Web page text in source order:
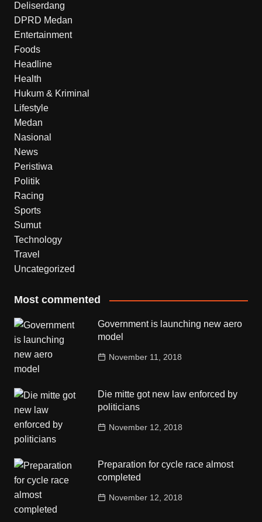
Deliserdang
DPRD Medan
Entertainment
Foods
Headline
Health
Hukum & Kriminal
Lifestyle
Medan
Nasional
News
Peristiwa
Politik
Racing
Sports
Sumut
Technology
Travel
Uncategorized
Most commented
Government is launching new aero
model
November 11, 2018
Die mitte got new law enforced by
politicians
November 12, 2018
Preparation for cycle race almost
completed
November 12, 2018